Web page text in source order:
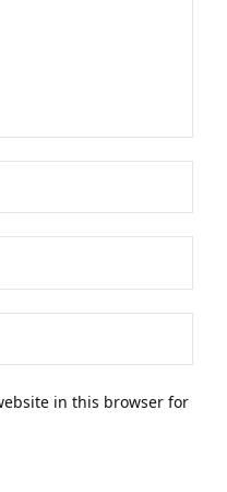
in this browser for